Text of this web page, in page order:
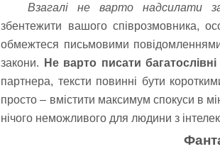
Взагалі не варто надсилати
збентежити вашого співрозмовника,
обмежтеся письмовими
закони.
Не варто писати
партнера, тексти повинні бути
просто – вмістити максимум спокуси в
нічого неможливого для людини з